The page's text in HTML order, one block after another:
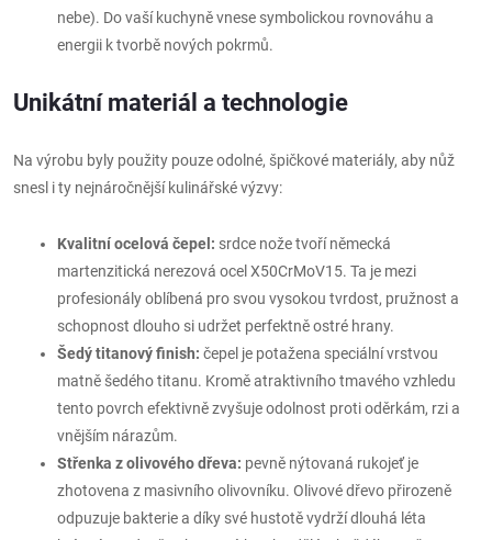
nebe). Do vaší kuchyně vnese symbolickou rovnováhu a
energii k tvorbě nových pokrmů.
Unikátní materiál a technologie
Na výrobu byly použity pouze odolné, špičkové materiály, aby nůž
snesl i ty nejnáročnější kulinářské výzvy:
Kvalitní ocelová čepel: srdce nože tvoří německá
martenzitická nerezová ocel X50CrMoV15. Ta je mezi
profesionály oblíbená pro svou vysokou tvrdost, pružnost a
schopnost dlouho si udržet perfektně ostré hrany.
Šedý titanový finish: čepel je potažena speciální vrstvou
matně šedého titanu. Kromě atraktivního tmavého vzhledu
tento povrch efektivně zvyšuje odolnost proti oděrkám, rzi a
vnějším nárazům.
Střenka z olivového dřeva: pevně nýtovaná rukojeť je
zhotovena z masivního olivovníku. Olivové dřevo přirozeně
odpuzuje bakterie a díky své hustotě vydrží dlouhá léta